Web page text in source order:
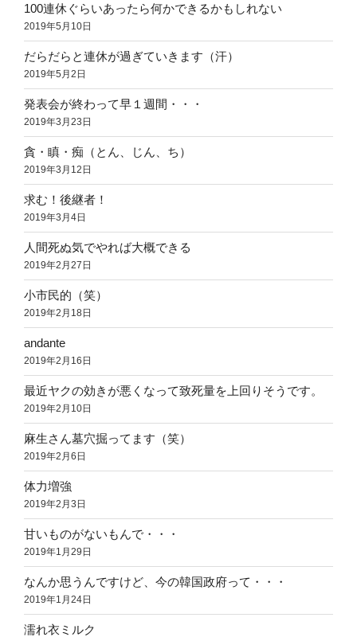
100連休ぐらいあったら何かできるかもしれない
2019年5月10日
だらだらと連休が過ぎていきます（汗）
2019年5月2日
発表会が終わって早１週間・・・
2019年3月23日
貪・瞋・痴（とん、じん、ち）
2019年3月12日
求む！後継者！
2019年3月4日
人間死ぬ気でやれば大概できる
2019年2月27日
小市民的（笑）
2019年2月18日
andante
2019年2月16日
最近ヤクの効きが悪くなって致死量を上回りそうです。
2019年2月10日
麻生さん墓穴掘ってます（笑）
2019年2月6日
体力増強
2019年2月3日
甘いものがないもんで・・・
2019年1月29日
なんか思うんですけど、今の韓国政府って・・・
2019年1月24日
濡れ衣ミルク